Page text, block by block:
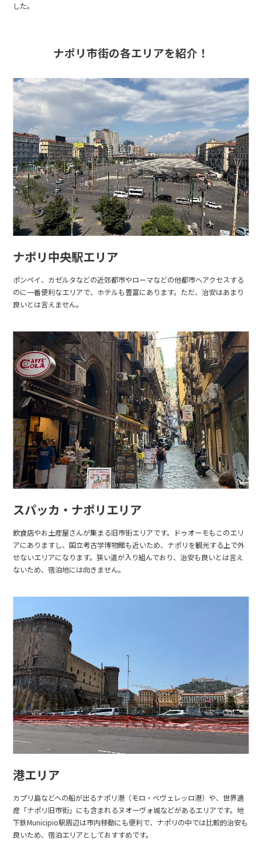
した。
ナポリ市街の各エリアを紹介！
ナポリ中央駅エリア
ポンペイ、カゼルタなどの近郊都市やローマなどの他都市へアクセスする
のに一番便利なエリアで、ホテルも豊富にあります。ただ、治安はあまり
良いとは言えません。
スパッカ・ナポリエリア
飲食店やお土産屋さんが集まる旧市街エリアです。ドゥオーモもこのエリ
アにありますし、国立考古学博物館も近いため、ナポリを観光する上で外
せないエリアになります。狭い道が入り組んでおり、治安も良いとは言え
ないため、宿泊地には向きません。
港エリア
カプリ島などへの船が出るナポリ港（モロ・ベヴェレッロ港）や、世界遺
産「ナポリ旧市街」にも含まれるヌオーヴォ城などがあるエリアです。地
下鉄Municipio駅周辺は市内移動にも便利で、ナポリの中では比較的治安も
良いため、宿泊エリアとしておすすめです。